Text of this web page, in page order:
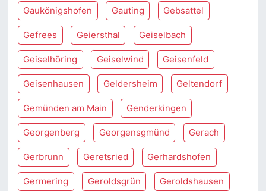
Gaukönigshofen Gauting Gebsattel
Gefrees Geiersthal Geiselbach
Geiselhöring Geiselwind Geisenfeld
Geisenhausen Geldersheim Geltendorf
Gemünden am Main Genderkingen
Georgenberg Georgensgmünd Gerach
Gerbrunn Geretsried Gerhardshofen
Germering Geroldsgrün Geroldshausen